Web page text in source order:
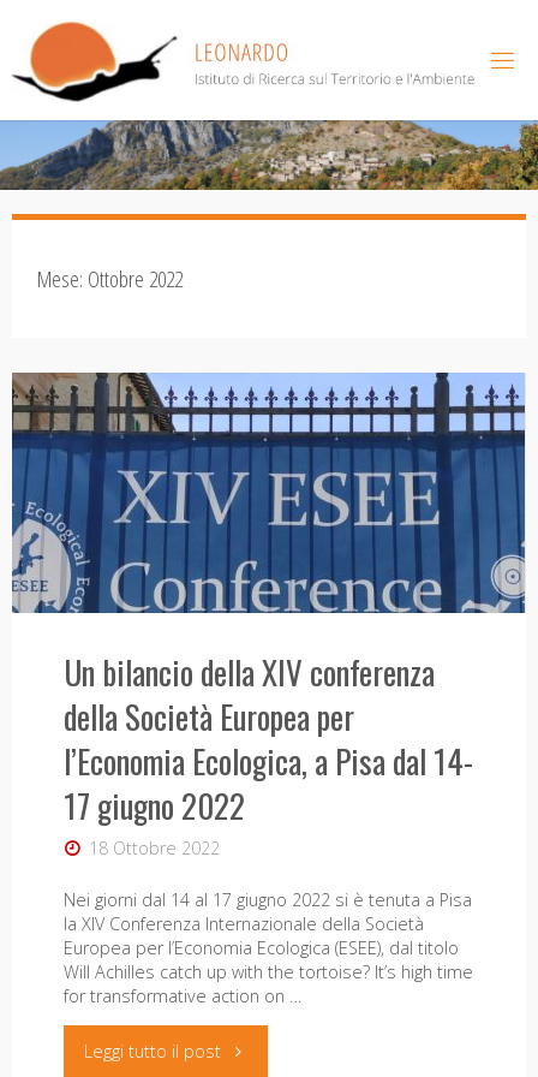
contenuto
Mese: Ottobre 2022
Un bilancio della XIV conferenza
della Società Europea per
l’Economia Ecologica, a Pisa dal 14-
17 giugno 2022
18 Ottobre 2022
Nei giorni dal 14 al 17 giugno 2022 si è tenuta a Pisa
la XIV Conferenza Internazionale della Società
Europea per l’Economia Ecologica (ESEE), dal titolo
Will Achilles catch up with the tortoise? It’s high time
for transformative action on …
Leggi tutto il post"Un